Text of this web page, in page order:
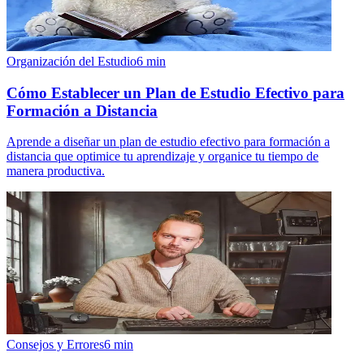
Organización del Estudio6 min
Cómo Establecer un Plan de Estudio Efectivo para
Formación a Distancia
Aprende a diseñar un plan de estudio efectivo para formación a
distancia que optimice tu aprendizaje y organice tu tiempo de
manera productiva.
Consejos y Errores6 min